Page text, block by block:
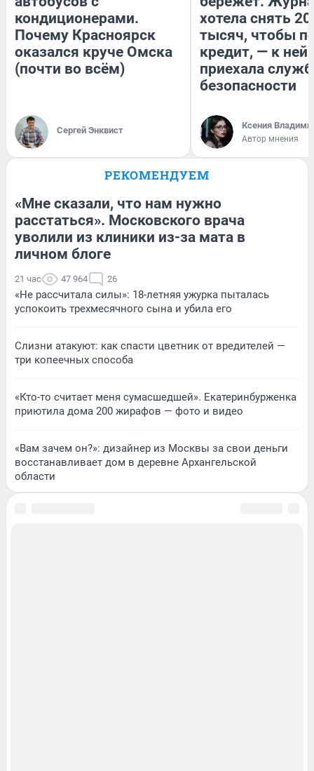
кондиционерами.
Почему Красноярск
оказался круче Омска
(почти во всём)
Сергей Энквист
хотела снять
тысяч, чтобы
кредит, — к
приехала
безопасности
Ксения
Автор мнения
РЕКОМЕНДУЕМ
«Мне сказали, что нам нужно
расстаться». Московского врача
уволили из клиники из-за мата в
личном блоге
21 час 47 964 26
«Не рассчитала силы»: 18-летняя ужурка пыталась
успокоить трехмесячного сына и убила его
Слизни атакуют: как спасти цветник от вредителей —
три копеечных способа
«Кто-то считает меня сумасшедшей». Екатеринбурженка
приютила дома 200 жирафов — фото и видео
«Вам зачем он?»: дизайнер из Москвы за свои деньги
восстанавливает дом в деревне Архангельской
области